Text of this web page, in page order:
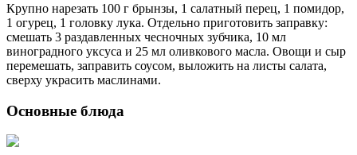
Крупно нарезать 100 г брынзы, 1 салатный перец, 1 помидор,
1 огурец, 1 головку лука. Отдельно приготовить заправку:
смешать 3 раздавленных чесночных зубчика, 10 мл
виноградного уксуса и 25 мл оливкового масла. Овощи и сыр
перемешать, заправить соусом, выложить на листы салата,
сверху украсить маслинами.
Основные блюда